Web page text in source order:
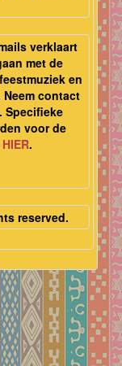
verklaart
met de
en
contact
Specifieke
voor de
HIER.
reserved.